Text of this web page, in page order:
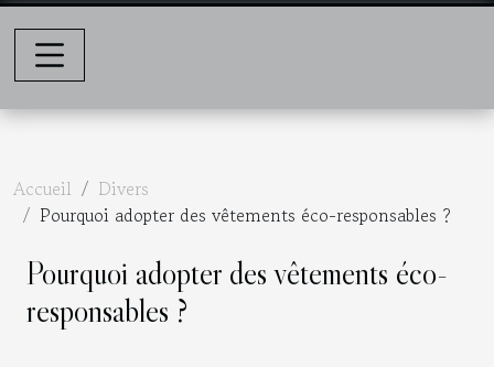
Accueil
Divers
Pourquoi adopter des vêtements éco-responsables ?
Pourquoi adopter des vêtements éco-
responsables ?